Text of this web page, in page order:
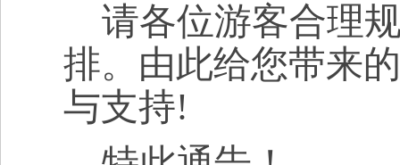
请各位游客合理
排。由此给您带来
与支持!